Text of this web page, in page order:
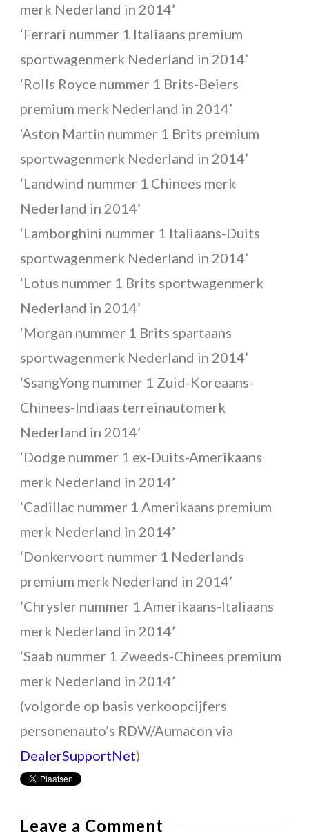
merk Nederland in 2014’
‘Ferrari nummer 1 Italiaans premium
sportwagenmerk Nederland in 2014’
‘Rolls Royce nummer 1 Brits-Beiers
premium merk Nederland in 2014’
‘Aston Martin nummer 1 Brits premium
sportwagenmerk Nederland in 2014’
‘Landwind nummer 1 Chinees merk
Nederland in 2014’
‘Lamborghini nummer 1 Italiaans-Duits
sportwagenmerk Nederland in 2014’
‘Lotus nummer 1 Brits sportwagenmerk
Nederland in 2014’
‘Morgan nummer 1 Brits spartaans
sportwagenmerk Nederland in 2014’
‘SsangYong nummer 1 Zuid-Koreaans-
Chinees-Indiaas terreinautomerk
Nederland in 2014’
‘Dodge nummer 1 ex-Duits-Amerikaans
merk Nederland in 2014’
‘Cadillac nummer 1 Amerikaans premium
merk Nederland in 2014’
‘Donkervoort nummer 1 Nederlands
premium merk Nederland in 2014’
‘Chrysler nummer 1 Amerikaans-Italiaans
merk Nederland in 2014’
‘Saab nummer 1 Zweeds-Chinees premium
merk Nederland in 2014’
(volgorde op basis verkoopcijfers
personenauto’s RDW/Aumacon via
DealerSupportNet)
WijmanJa
Leave a Comment